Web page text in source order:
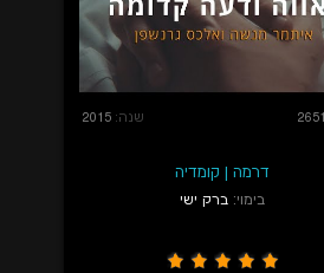
2651 שנה: 2015
דרמה| קומדיה
בימוי: ברק ישי